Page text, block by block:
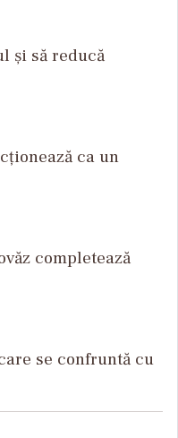
și să reducă
ca un
completează
se confruntă cu